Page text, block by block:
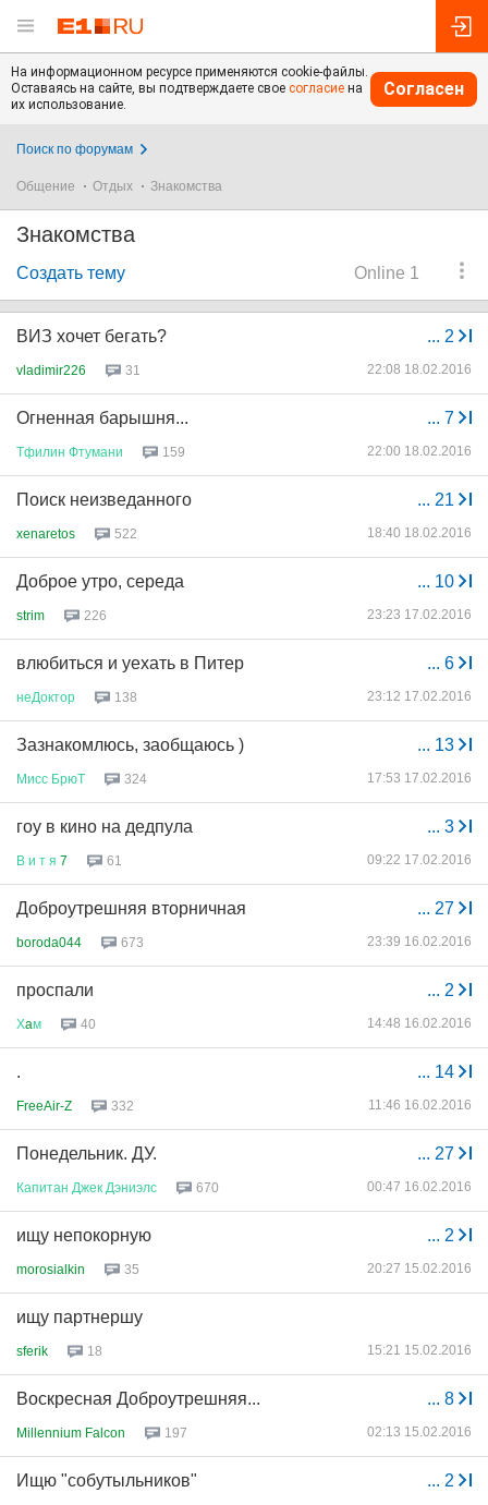
На информационном ресурсе применяются cookie-файлы.
Оставаясь на сайте, вы подтверждаете свое согласие на
их использование.
Согласен
Поиск по форумам
Общение Отдых Знакомства
Знакомства
Online 1
Создать тему
... 2
ВИЗ хочет бегать?
vladimir226 31 22:08 18.02.2016
... 7
Огненная барышня...
Тфилин Фтумани 159 22:00 18.02.2016
... 21
Поиск неизведанного
xenaretos 522 18:40 18.02.2016
... 10
Доброе утро, середа
strim 226 23:23 17.02.2016
... 6
влюбиться и уехать в Питер
неДоктор 138 23:12 17.02.2016
... 13
Зазнакомлюсь, заобщаюсь )
Мисс БрюТ 324 17:53 17.02.2016
... 3
гоу в кино на дедпула
В и т я 7 61 09:22 17.02.2016
... 27
Доброутрешняя вторничная
boroda044 673 23:39 16.02.2016
... 2
проспали
Хaм 40 14:48 16.02.2016
... 14
.
FreeAir-Z 332 11:46 16.02.2016
... 27
Понедельник. ДУ.
Капитан Джек Дэниэлс 670 00:47 16.02.2016
... 2
ищу непокорную
morosialkin 35 20:27 15.02.2016
ищу партнершу
sferik 18 15:21 15.02.2016
... 8
Воскресная Доброутрешняя...
Millennium Falcon 197 02:13 15.02.2016
... 2
Ищю "собутыльников"